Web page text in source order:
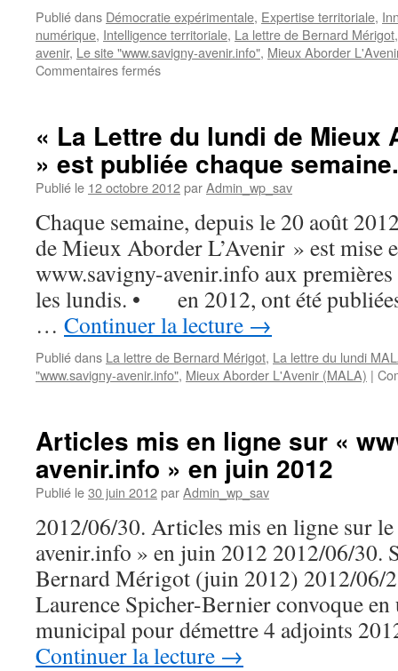
Publié dans Démocratie expérimentale, Expertise territoriale,
numérique, Intelligence territoriale, La lettre de Bernard Mérigot
avenir, Le site "www.savigny-avenir.info", Mieux Aborder
Commentaires ferméssur
Page
d’accueil
du
site
http://www.savigny-
avenir.info
–
Territoires
et
Démocratie
Numérique
Locale
(TDNL)
« La Lettre du lundi de Mieux
» est publiée chaque semaine.
Publié le 12 octobre 2012parAdmin_wp_sav
Chaque semaine, depuis le 20 août
de Mieux Aborder L’Avenir » est mise
www.savigny-avenir.info aux
les lundis. • en 2012, ont été
… Continuer la lecture →
Publié dans La lettre de Bernard Mérigot, La lettre du lundi
"www.savigny-avenir.info", Mieux Aborder L'Avenir (MALA) |
Articles mis en ligne sur «
avenir.info » en juin 2012
Publié le30 juin 2012parAdmin_wp_sav
2012/06/30. Articles mis en ligne sur
avenir.info » en juin 2012 2012/06/30.
Bernard Mérigot (juin 2012) 2012/06/
Laurence Spicher-Bernier convoque en
municipal pour démettre 4 adjoints
Continuer la lecture →